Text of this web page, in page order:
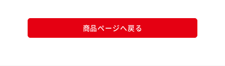
商品ページへ戻る